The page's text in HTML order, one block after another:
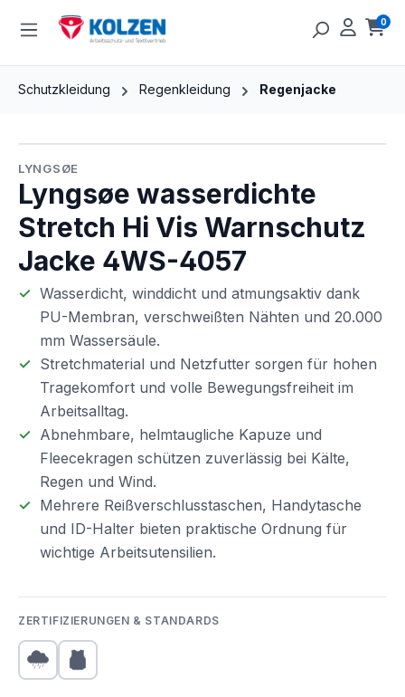
Zum Hauptinhalt springen 0
Schutzkleidung Regenkleidung Regenjacke
LYNGSØE
Lyngsøe wasserdichte
Stretch Hi Vis Warnschutz
Jacke 4WS-4057
Wasserdicht, winddicht und atmungsaktiv dank
PU-Membran, verschweißten Nähten und 20.000
mm Wassersäule.
Stretchmaterial und Netzfutter sorgen für hohen
Tragekomfort und volle Bewegungsfreiheit im
Arbeitsalltag.
Abnehmbare, helmtaugliche Kapuze und
Fleecekragen schützen zuverlässig bei Kälte,
Regen und Wind.
Mehrere Reißverschlusstaschen, Handytasche
und ID-Halter bieten praktische Ordnung für
wichtige Arbeitsutensilien.
ZERTIFIZIERUNGEN & STANDARDS